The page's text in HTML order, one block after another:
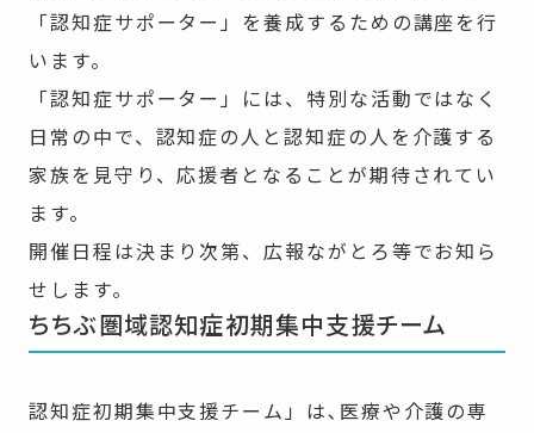
「認知症サポーター」を養成するための講座を行
います。
「認知症サポーター」には、特別な活動ではなく
日常の中で、認知症の人と認知症の人を介護する
家族を見守り、応援者となることが期待されてい
ます。
開催日程は決まり次第、広報ながとろ等でお知ら
せします。
ちちぶ圏域認知症初期集中支援チーム
認知症初期集中支援チーム」は､医療や介護の専